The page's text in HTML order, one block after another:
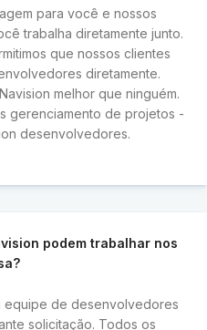
para você e nossos
trabalha diretamente junto.
que nossos clientes
diretamente.
melhor que ninguém.
gerenciamento de projetos -
desenvolvedores.
podem trabalhar nos
equipe de desenvolvedores
solicitação. Todos os